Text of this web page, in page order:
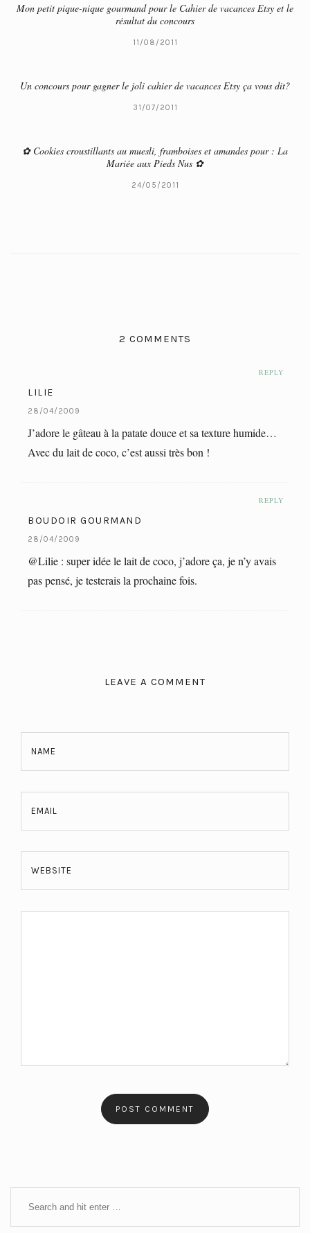
Mon petit pique-nique gourmand pour le Cahier de vacances Etsy et le
résultat du concours
11/08/2011
Un concours pour gagner le joli cahier de vacances Etsy ça vous dit?
31/07/2011
✿ Cookies croustillants au muesli, framboises et amandes pour : La
Mariée aux Pieds Nus ✿
24/05/2011
2 COMMENTS
REPLY
LILIE
28/04/2009
J’adore le gâteau à la patate douce et sa texture humide…
Avec du lait de coco, c’est aussi très bon !
REPLY
BOUDOIR GOURMAND
28/04/2009
@Lilie : super idée le lait de coco, j’adore ça, je n’y avais
pas pensé, je testerais la prochaine fois.
LEAVE A COMMENT
NAME
EMAIL
WEBSITE